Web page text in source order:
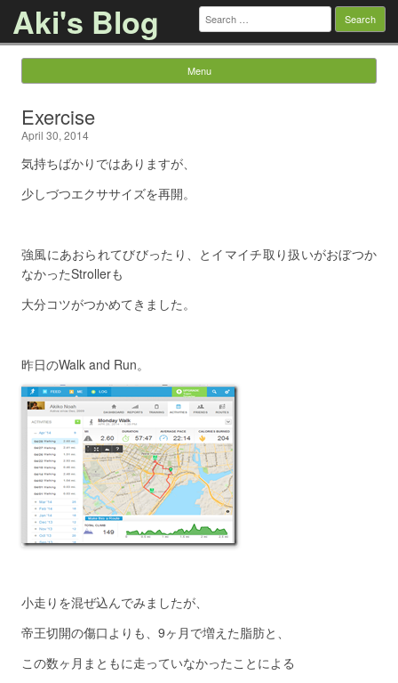
Aki's Blog Search
for:
Menu
Exercise
April 30, 2014
気持ちばかりではありますが、
少しづつエクササイズを再開。
強風にあおられてびびったり、とイマイチ取り扱いがおぼつか
なかったStrollerも
大分コツがつかめてきました。
昨日のWalk and Run。
小走りを混ぜ込んでみましたが、
帝王切開の傷口よりも、9ヶ月で増えた脂肪と、
この数ヶ月まともに走っていなかったことによる